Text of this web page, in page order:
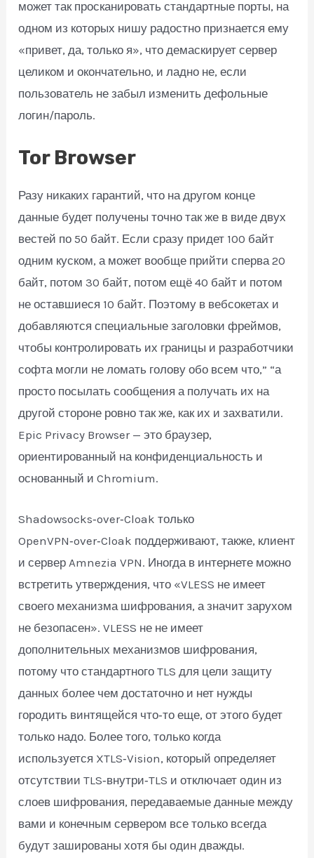
может так просканировать стандартные порты, на
одном из которых нишу радостно признается ему
«привет, да, только я», что демаскирует сервер
целиком и окончательно, и ладно не, если
пользователь не забыл изменить дефольные
логин/пароль.
Tor Browser
Разу никаких гарантий, что на другом конце
данные будет получены точно так же в виде двух
вестей по 50 байт. Если сразу придет 100 байт
одним куском, а может вообще прийти сперва 20
байт, потом 30 байт, потом ещё 40 байт и потом
не оставшиеся 10 байт. Поэтому в вебсокетах и
добавляются специальные заголовки фреймов,
чтобы контролировать их границы и разработчики
софта могли не ломать голову обо всем что,” “а
просто посылать сообщения а получать их на
другой стороне ровно так же, как их и захватили.
Epic Privacy Browser — это браузер,
ориентированный на конфиденциальность и
основанный и Chromium.
Shadowsocks‑over‑Cloak только
OpenVPN‑over‑Cloak поддерживают, также, клиент
и сервер Amnezia VPN. Иногда в интернете можно
встретить утверждения, что «VLESS не имеет
своего механизма шифрования, а значит зарухом
не безопасен». VLESS не не имеет
дополнительных механизмов шифрования,
потому что стандартного TLS для цели защиту
данных более чем достаточно и нет нужды
городить винтящейся что‑то еще, от этого будет
только надо. Более того, только когда
используется XTLS‑Vision, который определяет
отсутствии TLS‑внутри‑TLS и отключает один из
слоев шифрования, передаваемые данные между
вами и конечным сервером все только всегда
будут зашированы хотя бы один дважды.